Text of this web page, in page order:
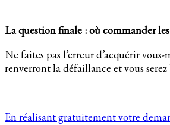
La question finale : où commander
Ne faites pas l’erreur d’acquérir
renverront la défaillance et vous
En réalisant gratuitement votre